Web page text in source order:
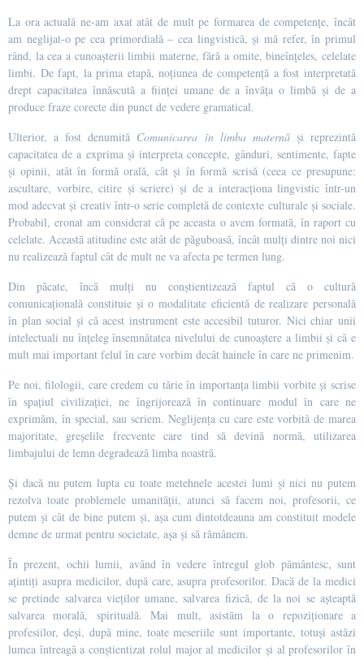
La ora actuală ne-am axat atât de mult pe formarea de competențe, încât
am neglijat-o pe cea primordială – cea lingvistică, și mă refer, în primul
rând, la cea a cunoașterii limbii materne, fără a omite, bineînțeles, celelate
limbi. De fapt, la prima etapă, noțiunea de competență a fost interpretată
drept capacitatea înnăscută a ființei umane de a învăța o limbă și de a
produce fraze corecte din punct de vedere gramatical.
Ulterior, a fost denumită Comunicarea în limba maternă și reprezintă
capacitatea de a exprima și interpreta concepte, gânduri, sentimente, fapte
și opinii, atât în formă orală, cât și în formă scrisă (ceea ce presupune:
ascultare, vorbire, citire și scriere) și de a interacționa lingvistic într-un
mod adecvat și creativ într-o serie completă de contexte culturale și sociale.
Probabil, eronat am considerat că pe aceasta o avem formată, în raport cu
celelate. Această atitudine este atât de păguboasă, încât mulți dintre noi nici
nu realizează faptul cât de mult ne va afecta pe termen lung.
Din păcate, încă mulți nu conștientizează faptul că o cultură
comunicațională constituie și o modalitate eficientă de realizare personală
în plan social și că acest instrument este accesibil tuturor. Nici chiar unii
intelectuali nu înțeleg însemnătatea nivelului de cunoaștere a limbii și că e
mult mai important felul în care vorbim decât hainele în care ne primenim.
Pe noi, filologii, care credem cu tărie în importanța limbii vorbite și scrise
în spațiul civilizației, ne îngrijorează în continuare modul în care ne
exprimăm, în special, sau scriem. Neglijența cu care este vorbită de marea
majoritate, greșelile frecvente care tind să devină normă, utilizarea
limbajului de lemn degradează limba noastră.
Și dacă nu putem lupta cu toate metehnele acestei lumi și nici nu putem
rezolva toate problemele umanității, atunci să facem noi, profesorii, ce
putem și cât de bine putem și, așa cum dintotdeauna am constituit modele
demne de urmat pentru societate, așa și să rămânem.
În prezent, ochii lumii, având în vedere întregul glob pământesc, sunt
ațintiți asupra medicilor, după care, asupra profesorilor. Dacă de la medici
se pretinde salvarea vieților umane, salvarea fizică, de la noi se așteaptă
salvarea morală, spirituală. Mai mult, asistăm la o repoziționare a
profesiilor, deși, după mine, toate meseriile sunt importante, totuși astăzi
lumea întreagă a conștientizat rolul major al medicilor și al profesorilor în